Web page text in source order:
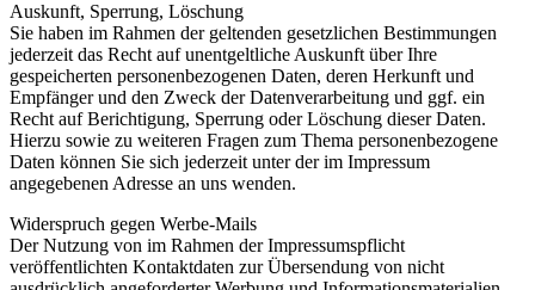
Auskunft, Sperrung, Löschung
Sie haben im Rahmen der geltenden gesetzlichen Bestimmungen
jederzeit das Recht auf unentgeltliche Auskunft über Ihre
gespeicherten personenbezogenen Daten, deren Herkunft und
Empfänger und den Zweck der Datenverarbeitung und ggf. ein
Recht auf Berichtigung, Sperrung oder Löschung dieser Daten.
Hierzu sowie zu weiteren Fragen zum Thema personenbezogene
Daten können Sie sich jederzeit unter der im Impressum
angegebenen Adresse an uns wenden.
Widerspruch gegen Werbe-Mails
Der Nutzung von im Rahmen der Impressumspflicht
veröffentlichten Kontaktdaten zur Übersendung von nicht